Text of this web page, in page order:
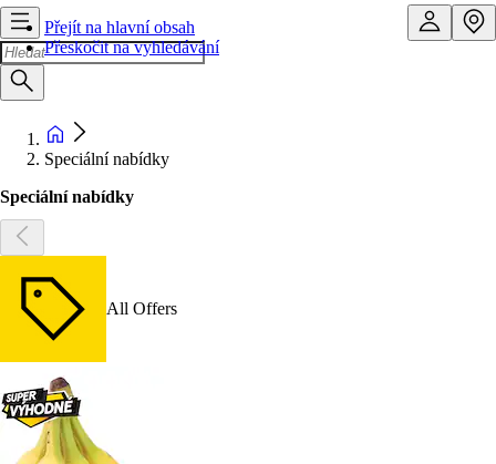
Přejít na hlavní obsah
Přeskočit na vyhledávání
Speciální nabídky
Speciální nabídky
All Offers